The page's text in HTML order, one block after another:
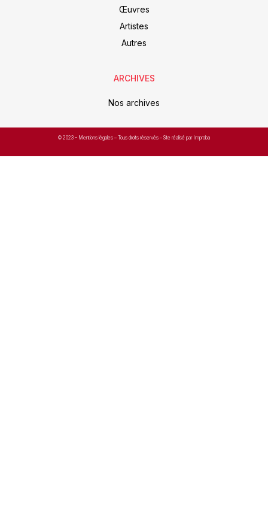
Œuvres
Artistes
Autres
ARCHIVES
Nos archives
© 2023 – Mentions légales – Tous droits réservés – Site réalisé par Improba